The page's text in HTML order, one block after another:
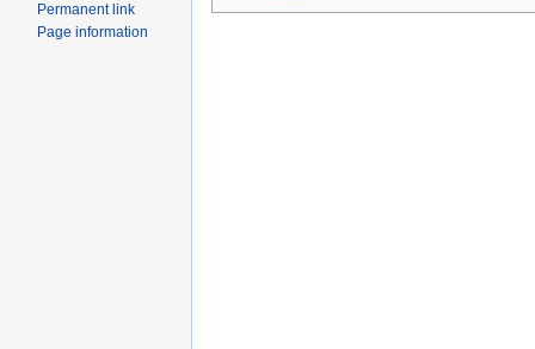
Permanent link
Page information